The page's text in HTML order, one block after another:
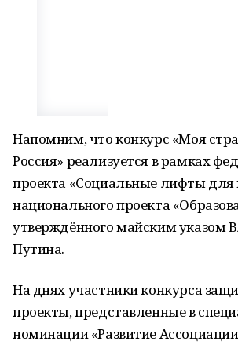
Напомним, что конкурс «Моя
Россия» реализуется в рамках
проекта «Социальные лифты для
национального проекта
утверждённого майским указом
Путина.
На днях участники конкурса
проекты, представленные в
номинации «Развитие